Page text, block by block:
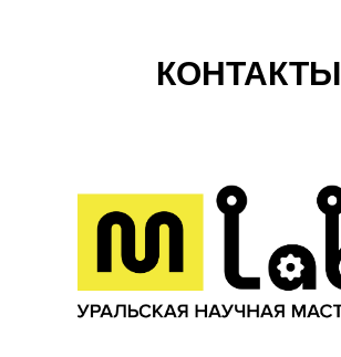
КОНТАКТЫ